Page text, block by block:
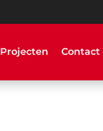
Projecten Contact